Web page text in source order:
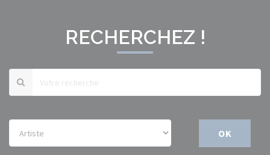
RECHERCHEZ !
OK